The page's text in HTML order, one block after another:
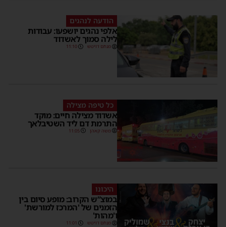
הודעה לנהגים
אלפי נהגים יושפעו: עבודות
לילה סמוך לאשדוד
מנחם דויטש 11:10
כל טיפה מצילה
אשדוד מצילה חיים: מוקד
התרמת דם ליד השטיבלאך
משה קאהן 11:05
היכונו
במוצ”ש הקרוב: מופע סיום בין
הזמנים של 'המרכז למורשת'
ו'מהות'
מנחם דויטש 11:01